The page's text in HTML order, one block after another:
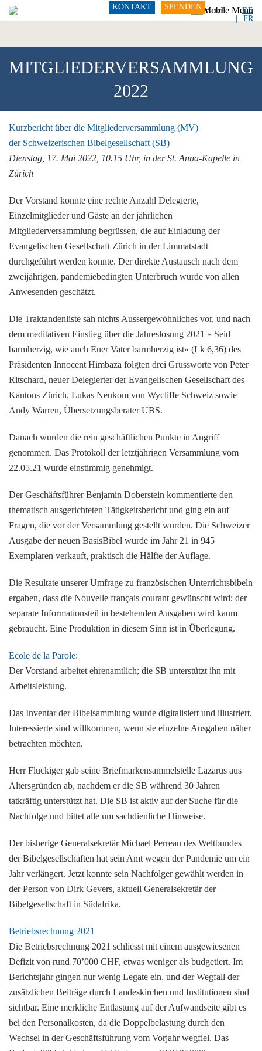
DE
FR
KONTAKT SPENDEN
MITGLIEDERVERSAMMLUNG
2022
Kurzbericht über die Mitgliederversammlung (MV)
der Schweizerischen Bibelgesellschaft (SB)
Dienstag, 17. Mai 2022, 10.15 Uhr, in der St. Anna-Kapelle in
Zürich
Der Vorstand konnte eine rechte Anzahl Delegierte,
Einzelmitglieder und Gäste an der jährlichen
Mitgliederversammlung begrüssen, die auf Einladung der
Evangelischen Gesellschaft Zürich in der Limmatstadt
durchgeführt werden konnte. Der direkte Austausch nach dem
zweijährigen, pandemiebedingten Unterbruch wurde von allen
Anwesenden geschätzt.
Die Traktandenliste sah nichts Aussergewöhnliches vor, und nach
dem meditativen Einstieg über die Jahreslosung 2021 « Seid
barmherzig, wie auch Euer Vater barmherzig ist» (Lk 6,36) des
Präsidenten Innocent Himbaza folgten drei Grussworte von Peter
Ritschard, neuer Delegierter der Evangelischen Gesellschaft des
Kantons Zürich, Lukas Neukom von Wycliffe Schweiz sowie
Andy Warren, Übersetzungsberater UBS.
Danach wurden die rein geschäftlichen Punkte in Angriff
genommen. Das Protokoll der letztjährigen Versammlung vom
22.05.21 wurde einstimmig genehmigt.
Der Geschäftsführer Benjamin Doberstein kommentierte den
thematisch ausgerichteten Tätigkeitsbericht und ging ein auf
Fragen, die vor der Versammlung gestellt wurden. Die Schweizer
Ausgabe der neuen BasisBibel wurde im Jahr 21 in 945
Exemplaren verkauft, praktisch die Hälfte der Auflage.
Die Resultate unserer Umfrage zu französischen Unterrichtsbibeln
ergaben, dass die Nouvelle français courant gewünscht wird; der
separate Informationsteil in bestehenden Ausgaben wird kaum
gebraucht. Eine Produktion in diesem Sinn ist in Überlegung.
Ecole de la Parole:
Der Vorstand arbeitet ehrenamtlich; die SB unterstützt ihn mit
Arbeitsleistung.
Das Inventar der Bibelsammlung wurde digitalisiert und illustriert.
Interessierte sind willkommen, wenn sie einzelne Ausgaben näher
betrachten möchten.
Herr Flückiger gab seine Briefmarkensammelstelle Lazarus aus
Altersgründen ab, nachdem er die SB während 30 Jahren
tatkräftig unterstützt hat. Die SB ist aktiv auf der Suche für die
Nachfolge und bittet alle um sachdienliche Hinweise.
Der bisherige Generalsekretär Michael Perreau des Weltbundes
der Bibelgesellschaften hat sein Amt wegen der Pandemie um ein
Jahr verlängert. Jetzt konnte sein Nachfolger gewählt werden in
der Person von Dirk Gevers, aktuell Generalsekretär der
Bibelgesellschaft in Südafrika.
Betriebsrechnung 2021
Die Betriebsrechnung 2021 schliesst mit einem ausgewiesenen
Defizit von rund 70’000 CHF, etwas weniger als budgetiert. Im
Berichtsjahr gingen nur wenig Legate ein, und der Wegfall der
zusätzlichen Beiträge durch Landeskirchen und Institutionen sind
sichtbar. Eine merkliche Entlastung auf der Aufwandseite gibt es
bei den Personalkosten, da die Doppelbelastung durch den
Wechsel in der Geschäftsführung vom Vorjahr wegfiel. Das